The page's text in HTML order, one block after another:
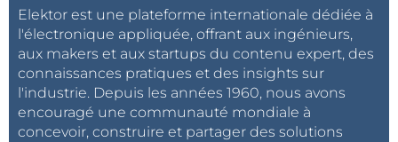
Elektor est une plateforme internationale dédiée à
l'électronique appliquée, offrant aux ingénieurs,
aux makers et aux startups du contenu expert, des
connaissances pratiques et des insights sur
l'industrie. Depuis les années 1960, nous avons
encouragé une communauté mondiale à
concevoir, construire et partager des solutions